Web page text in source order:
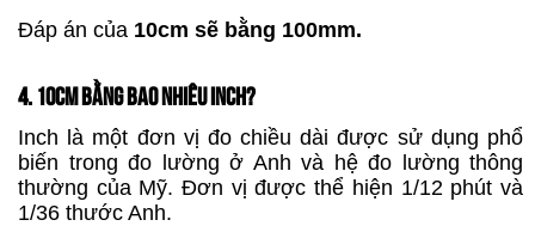
Đáp án của 10cm sẽ bằng 100mm.
4. 10CM BẰNG BAO NHIÊU INCH?
Inch là một đơn vị đo chiều dài được sử dụng phổ
biến trong đo lường ở Anh và hệ đo lường thông
thường của Mỹ. Đơn vị được thể hiện 1/12 phút và
1/36 thước Anh.